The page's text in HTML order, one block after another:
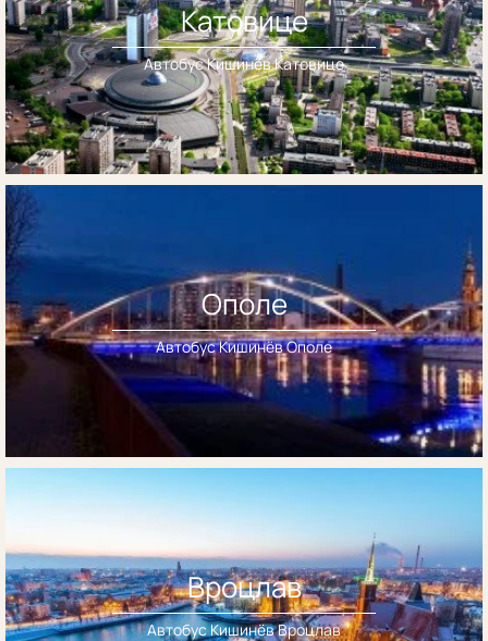
Катовице
Автобус Кишинёв Катовице
Ополе
Автобус Кишинёв Ополе
Вроцлав
Автобус Кишинёв Вроцлав